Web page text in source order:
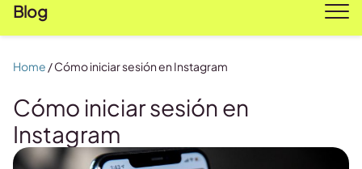
Blog
Cómo iniciar sesión en
Instagram
Home /Cómo iniciar sesión en Instagram